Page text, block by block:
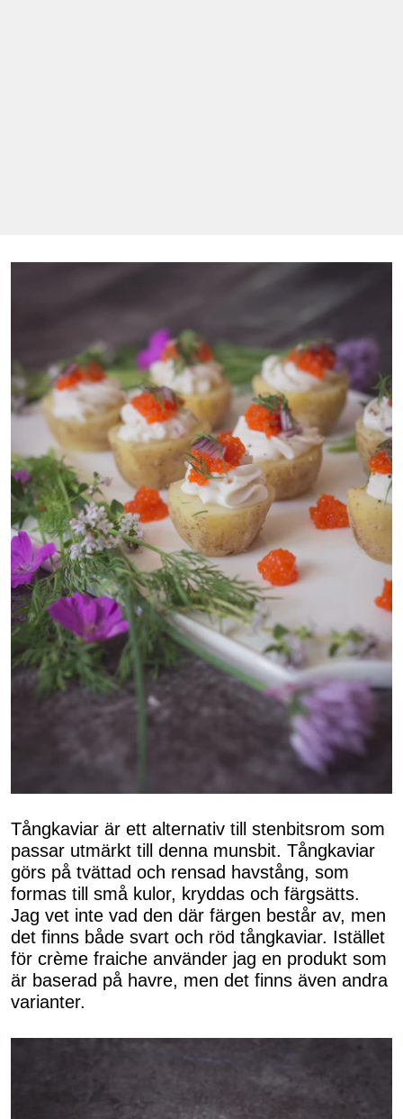
Tångkaviar är ett alternativ till stenbitsrom som
passar utmärkt till denna munsbit. Tångkaviar
görs på tvättad och rensad havstång, som
formas till små kulor, kryddas och färgsätts.
Jag vet inte vad den där färgen består av, men
det finns både svart och röd tångkaviar. Istället
för crème fraiche använder jag en produkt som
är baserad på havre, men det finns även andra
varianter.